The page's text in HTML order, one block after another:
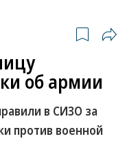
об армии
в СИЗО за
против военной